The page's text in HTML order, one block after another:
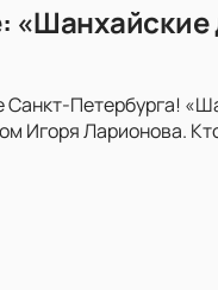
Санкт-Петербурга!
Игоря Ларионова.